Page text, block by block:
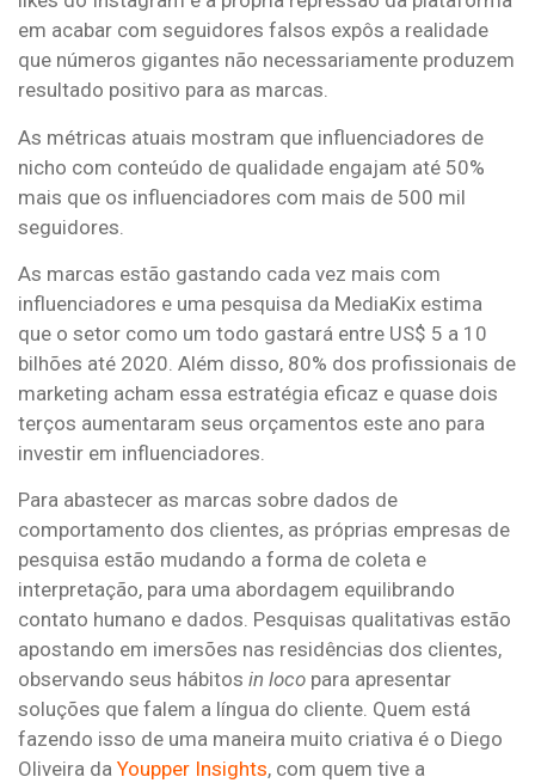
em acabar com seguidores falsos expôs a realidade
que números gigantes não necessariamente produzem
resultado positivo para as marcas.
As métricas atuais mostram que influenciadores de
nicho com conteúdo de qualidade engajam até 50%
mais que os influenciadores com mais de 500 mil
seguidores.
As marcas estão gastando cada vez mais com
influenciadores e uma pesquisa da MediaKix estima
que o setor como um todo gastará entre US$ 5 a 10
bilhões até 2020. Além disso, 80% dos profissionais de
marketing acham essa estratégia eficaz e quase dois
terços aumentaram seus orçamentos este ano para
investir em influenciadores.
Para abastecer as marcas sobre dados de
comportamento dos clientes, as próprias empresas de
pesquisa estão mudando a forma de coleta e
interpretação, para uma abordagem equilibrando
contato humano e dados. Pesquisas qualitativas estão
apostando em imersões nas residências dos clientes,
observando seus hábitos in loco para apresentar
soluções que falem a língua do cliente. Quem está
fazendo isso de uma maneira muito criativa é o Diego
Oliveira da Youpper Insights, com quem tive a